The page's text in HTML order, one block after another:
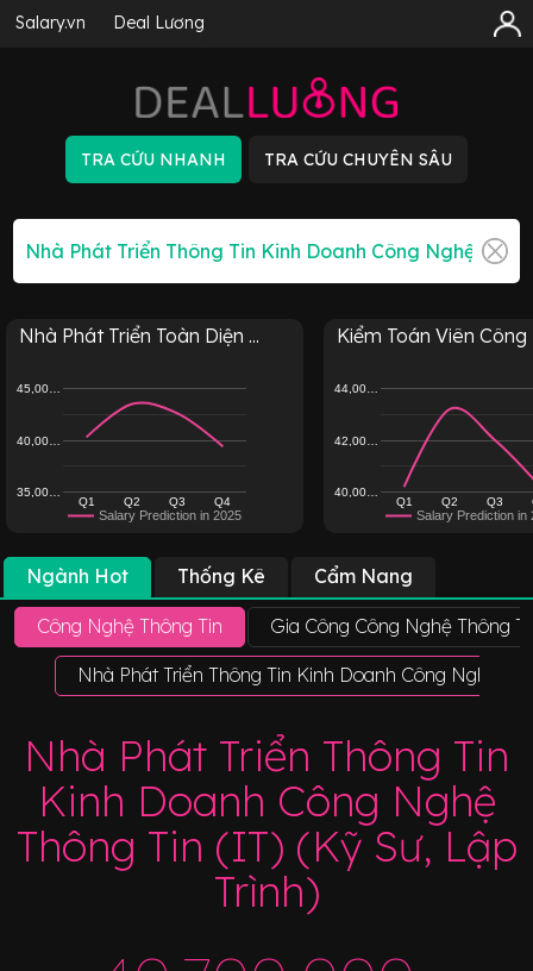
Salary.vn Deal Lương
Nhà Phát Triển Toàn Diện ...
Salary Prediction in 2025
Q1 Q2 Q3 Q4
35,00…
40,00…
45,00…
Kiểm Toán Viên Công
Salary Prediction in
Q1 Q2 Q3
40,00…
42,00…
44,00…
Ngành Hot Thống Kê Cẩm Nang
Công Nghệ Thông Tin Gia Công Công Nghệ Thông
Nhà Phát Triển Thông Tin Kinh Doanh Công Nghệ
Nhà Phát Triển Thông Tin
Kinh Doanh Công Nghệ
Thông Tin (IT) (Kỹ Sư, Lập
Trình)